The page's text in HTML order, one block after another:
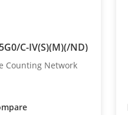
C-IV(S)(M)(/ND)
Counting Network